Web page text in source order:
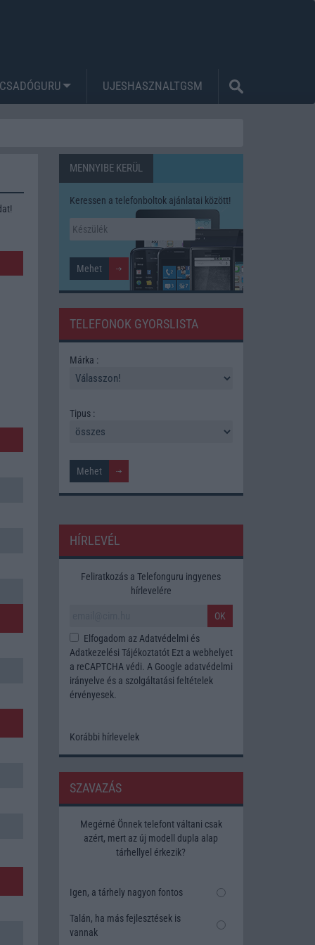
UJESHASZNALTGSM
MENNYIBE KERÜL
Keressen a telefonboltok ajánlatai között!
TELEFONOK GYORSLISTA
Márka :
Tipus :
HÍRLEVÉL
Feliratkozás a Telefonguru ingyenes
hírlevelére
OK
Elfogadom az Adatvédelmi és
Adatkezelési TájékoztatótEzt a webhelyet
a reCAPTCHA védi. A Google adatvédelmi
irányelve és a szolgáltatási feltételek
érvényesek.
Korábbi hírlevelek
SZAVAZÁS
Megérné Önnek telefont váltani csak
azért, mert az új modell dupla alap
tárhellyel érkezik?
Igen, a tárhely nagyon fontos
Talán, ha más fejlesztések is
vannak